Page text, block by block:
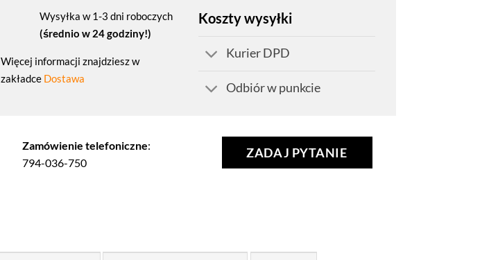
Wysyłka w 1-3 dni roboczych
(średnio w 24 godziny!)
Więcej informacji znajdziesz w
zakładce Dostawa
Koszty wysyłki
Kurier DPD
Odbiór w punkcie
Zamówienie telefoniczne:
794-036-750
ZADAJ PYTANIE